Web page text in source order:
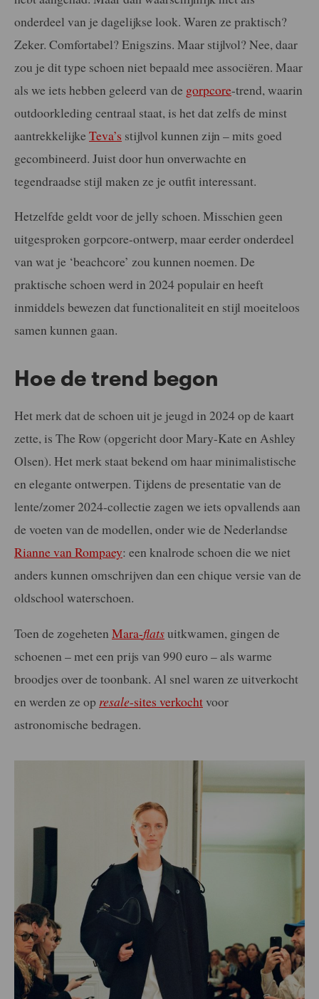
onderdeel van je dagelijkse look. Waren ze praktisch?
Zeker. Comfortabel? Enigszins. Maar stijlvol? Nee, daar
zou je dit type schoen niet bepaald mee associëren. Maar
als we iets hebben geleerd van de gorpcore-trend, waarin
outdoorkleding centraal staat, is het dat zelfs de minst
aantrekkelijke Teva’s stijlvol kunnen zijn – mits goed
gecombineerd. Juist door hun onverwachte en
tegendraadse stijl maken ze je outfit interessant.
Hetzelfde geldt voor de jelly schoen. Misschien geen
uitgesproken gorpcore-ontwerp, maar eerder onderdeel
van wat je ‘beachcore’ zou kunnen noemen. De
praktische schoen werd in 2024 populair en heeft
inmiddels bewezen dat functionaliteit en stijl moeiteloos
samen kunnen gaan.
Hoe de trend begon
Het merk dat de schoen uit je jeugd in 2024 op de kaart
zette, is The Row (opgericht door Mary-Kate en Ashley
Olsen). Het merk staat bekend om haar minimalistische
en elegante ontwerpen. Tijdens de presentatie van de
lente/zomer 2024-collectie zagen we iets opvallends aan
de voeten van de modellen, onder wie de Nederlandse
Rianne van Rompaey: een knalrode schoen die we niet
anders kunnen omschrijven dan een chique versie van de
oldschool waterschoen.
Toen de zogeheten Mara-flatsuitkwamen, gingen de
schoenen – met een prijs van 990 euro – als warme
broodjes over de toonbank. Al snel waren ze uitverkocht
en werden ze op resale-sites verkochtvoor
astronomische bedragen.